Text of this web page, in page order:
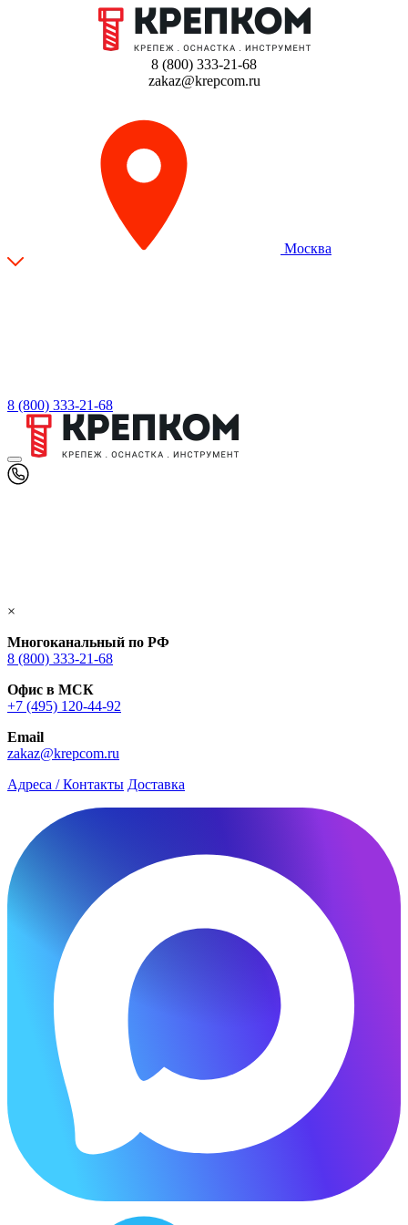
8 (800) 333-21-68
zakaz@krepcom.ru
Москва
8 (800) 333-21-68
×
Многоканальный по РФ
8 (800) 333‑21-68
Офис в МСК
+7 (495) 120-44-92
Email
zakaz@krepcom.ru
Адреса / Контакты Доставка